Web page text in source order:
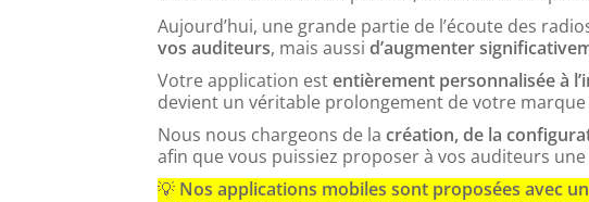
Aujourd’hui, une grande partie de l’écoute des
vos auditeurs, mais aussi d’augmenter
Votre application estentièrement personnalisée à
devient un véritable prolongement de votre
Nous nous chargeons de la création, de la
afin que vous puissiez proposer à vos auditeurs
💡 Nos applications mobiles sont proposées avec